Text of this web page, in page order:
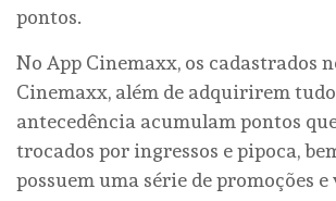
pontos.
No App Cinemaxx, os cadastrados
Cinemaxx, além de adquirirem
antecedência acumulam pontos
trocados por ingressos e pipoca,
possuem uma série de promoções